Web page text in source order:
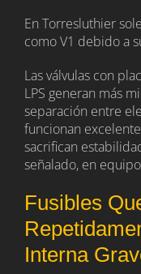
En Torresluthier
como V1 debido a
Las válvulas con
LPS generan más
separación entre
funcionan
sacrifican
señalado, en
Fusibles
Interna